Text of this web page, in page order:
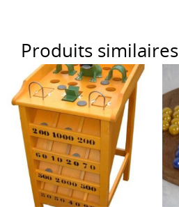
Produits similaires